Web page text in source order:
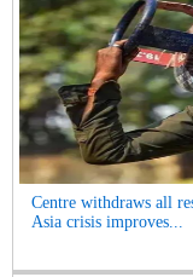
Centre withdraws all
Asia crisis improves...